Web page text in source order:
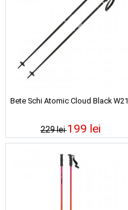
Bete Schi Atomic Cloud Black W21
229 lei199 lei